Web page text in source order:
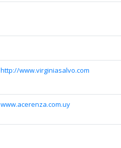
http://www.virginiasalvo.com
www.acerenza.com.uy